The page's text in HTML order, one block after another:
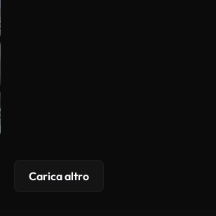
Carica altro